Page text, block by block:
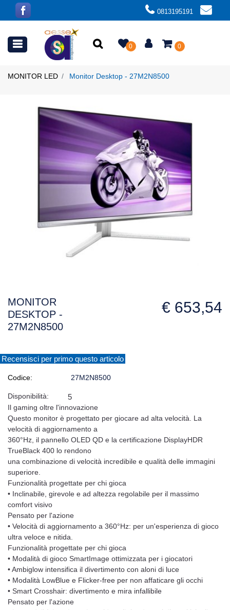
0813195191
Open menu 0 0
MONITOR LED Monitor Desktop - 27M2N8500
MONITOR
DESKTOP -
27M2N8500
€ 653,54
Recensisci per primo questo articolo
Codice: 27M2N8500
Disponibilità: 5
Il gaming oltre l'innovazione
Questo monitor è progettato per giocare ad alta velocità. La
velocità di aggiornamento a
360°Hz, il pannello OLED QD e la certificazione DisplayHDR
TrueBlack 400 lo rendono
una combinazione di velocità incredibile e qualità delle immagini
superiore.
Funzionalità progettate per chi gioca
• Inclinabile, girevole e ad altezza regolabile per il massimo
comfort visivo
Pensato per l'azione
• Velocità di aggiornamento a 360°Hz: per un'esperienza di gioco
ultra veloce e nitida.
Funzionalità progettate per chi gioca
• Modalità di gioco SmartImage ottimizzata per i giocatori
• Ambiglow intensifica il divertimento con aloni di luce
• Modalità LowBlue e Flicker-free per non affaticare gli occhi
• Smart Crosshair: divertimento e mira infallibile
Pensato per l'azione